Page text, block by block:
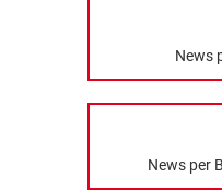
News
News per